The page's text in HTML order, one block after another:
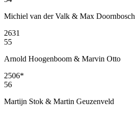
Michiel van der Valk & Max Doornbosch
2631
55
Arnold Hoogenboom & Marvin Otto
2506*
56
Martijn Stok & Martin Geuzenveld